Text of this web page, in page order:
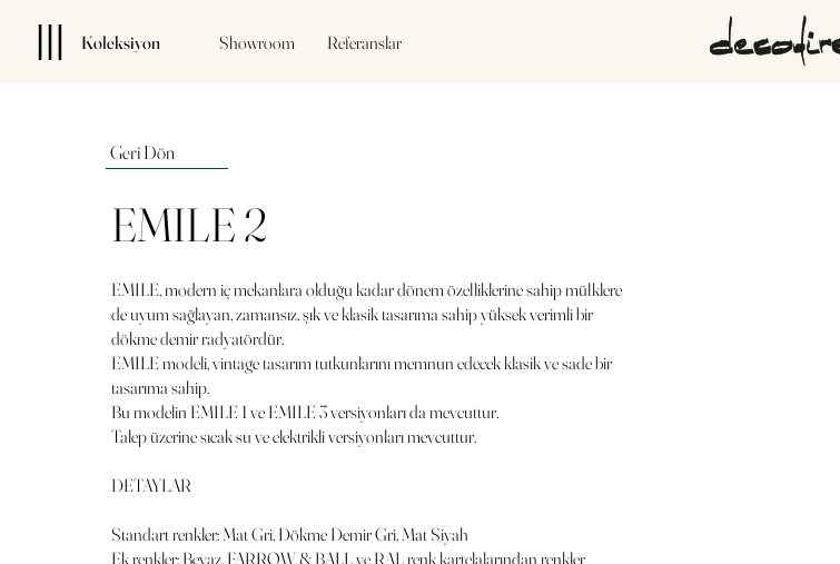
Koleksiyon Showroom Referanslar
Geri Dön
EMILE 2
EMILE, modern iç mekanlara olduğu kadar dönem özelliklerine sahip mülklere
de uyum sağlayan, zamansız, şık ve klasik tasarıma sahip yüksek verimli bir
dökme demir radyatördür.
EMILE modeli, vintage tasarım tutkunlarını memnun edecek klasik ve sade bir
tasarıma sahip.
Bu modelin EMILE 1 ve EMILE 3 versiyonları da mevcuttur.
Talep üzerine sıcak su ve elektrikli versiyonları mevcuttur.
DETAYLAR
Standart renkler: Mat Gri, Dökme Demir Gri, Mat Siyah
Ek renkler: Beyaz, FARROW & BALL ve RAL renk kartelalarından renkler